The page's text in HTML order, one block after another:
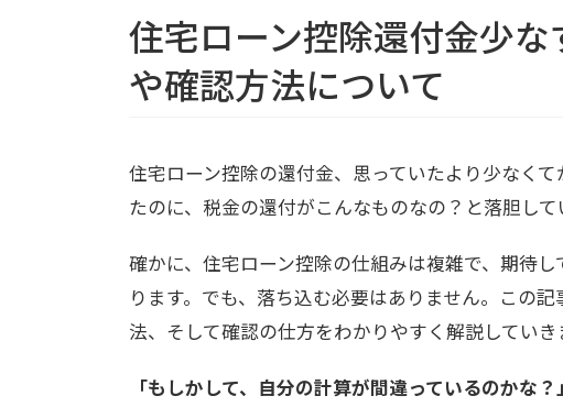
住宅ローン控除還付金少
や確認方法について
住宅ローン控除の還付金、思っていたより少なく
たのに、税金の還付がこんなものなの？と落胆し
確かに、住宅ローン控除の仕組みは複雑で、期待
ります。でも、落ち込む必要はありません。この
法、そして確認の仕方をわかりやすく解説していき
「もしかして、自分の計算が間違っているのかな